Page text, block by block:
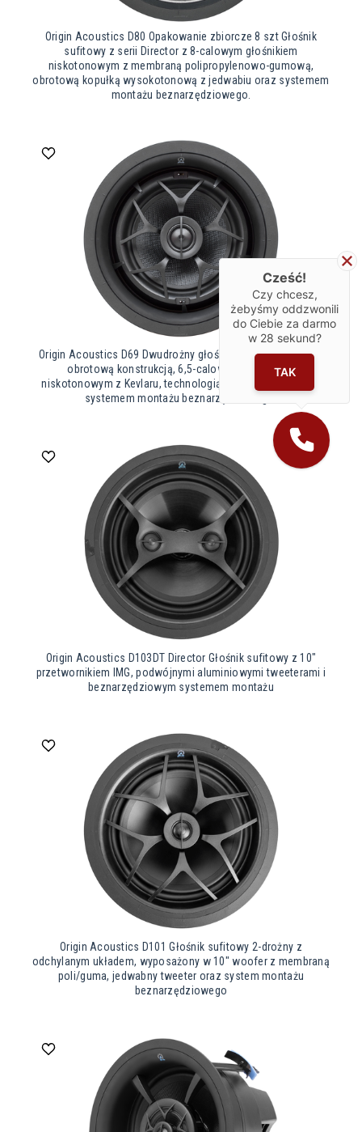
Origin Acoustics D80 Opakowanie zbiorcze 8 szt Głośnik
sufitowy z serii Director z 8-calowym głośnikiem
niskotonowym z membraną polipropylenowo-gumową,
obrotową kopułką wysokotonową z jedwabiu oraz systemem
montażu beznarzędziowego.
Origin Acoustics D69 Dwudrożny głośnik sufitowy z w pełni
obrotową konstrukcją, 6,5-calowym głośnikiem
niskotonowym z Kevlaru, technologią tweetera DSPD oraz
systemem montażu beznarzędziowego.
Origin Acoustics D103DT Director Głośnik sufitowy z 10″
przetwornikiem IMG, podwójnymi aluminiowymi tweeterami i
beznarzędziowym systemem montażu
Origin Acoustics D101 Głośnik sufitowy 2-drożny z
odchylanym układem, wyposażony w 10″ woofer z membraną
poli/guma, jedwabny tweeter oraz system montażu
beznarzędziowego
Cześć!
Czy chcesz,
żebyśmy oddzwonili
do Ciebie za darmo
w 28 sekund?
TAK